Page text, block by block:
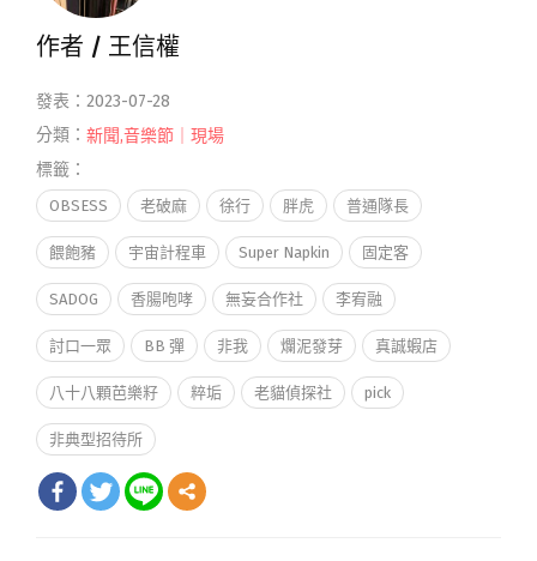
作者 / 王信權
發表：2023-07-28
分類： 新聞,音樂節｜現場
標籤：
OBSESS 老破麻 徐行 胖虎 普通隊長
餵飽豬 宇宙計程車 Super Napkin 固定客
SADOG 香腸咆哮 無妄合作社 李宥融
討口一眾 BB 彈 非我 爛泥發芽 真誠蝦店
八十八顆芭樂籽 粹垢 老貓偵探社 pick
非典型招待所